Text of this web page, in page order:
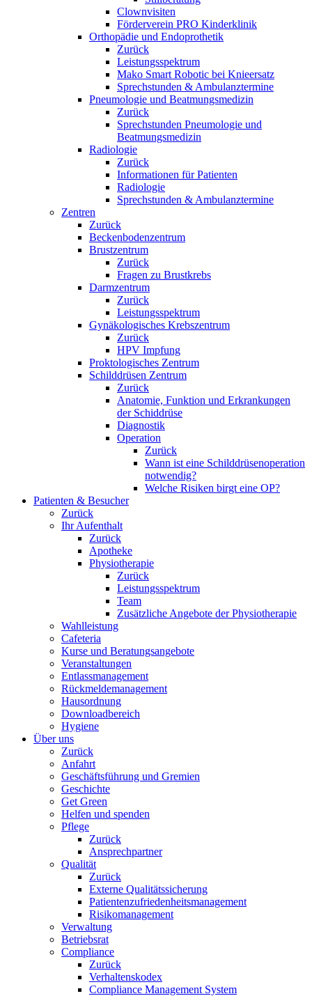
Clownvisiten
Förderverein PRO Kinderklinik
Orthopädie und Endoprothetik
Zurück
Leistungsspektrum
Mako Smart Robotic bei Knieersatz
Sprechstunden & Ambulanztermine
Pneumologie und Beatmungsmedizin
Zurück
Sprechstunden Pneumologie und
Beatmungsmedizin
Radiologie
Zurück
Informationen für Patienten
Radiologie
Sprechstunden & Ambulanztermine
Zentren
Zurück
Beckenbodenzentrum
Brustzentrum
Zurück
Fragen zu Brustkrebs
Darmzentrum
Zurück
Leistungsspektrum
Gynäkologisches Krebszentrum
Zurück
HPV Impfung
Proktologisches Zentrum
Schilddrüsen Zentrum
Zurück
Anatomie, Funktion und Erkrankungen
der Schiddrüse
Diagnostik
Operation
Zurück
Wann ist eine Schilddrüsenoperation
notwendig?
Welche Risiken birgt eine OP?
Patienten & Besucher
Zurück
Ihr Aufenthalt
Zurück
Apotheke
Physiotherapie
Zurück
Leistungsspektrum
Team
Zusätzliche Angebote der Physiotherapie
Wahlleistung
Cafeteria
Kurse und Beratungsangebote
Veranstaltungen
Entlassmanagement
Rückmeldemanagement
Hausordnung
Downloadbereich
Hygiene
Über uns
Zurück
Anfahrt
Geschäftsführung und Gremien
Geschichte
Get Green
Helfen und spenden
Pflege
Zurück
Ansprechpartner
Qualität
Zurück
Externe Qualitätssicherung
Patientenzufriedenheitsmanagement
Risikomanagement
Verwaltung
Betriebsrat
Compliance
Zurück
Verhaltenskodex
Compliance Management System